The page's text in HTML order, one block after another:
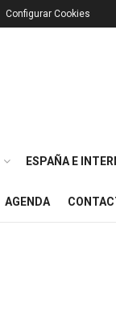
Configurar Cookies
ESPAÑA E
AGENDA